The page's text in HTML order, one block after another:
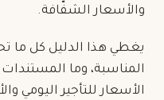
والأسعار الشفّافة.
يغطي هذا الدليل كل ما
المناسبة، وما
الأسعار للتأجير اليومي